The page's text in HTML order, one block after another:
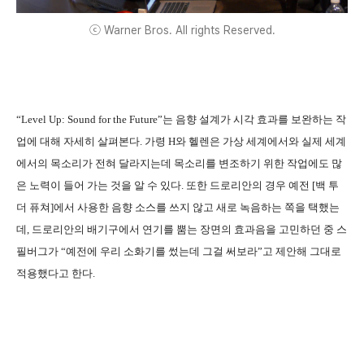
ⓒ Warner Bros. All rights Reserved.
“Level Up: Sound for the Future”는 음향 설계가 시각 효과를 보완하는 작
업에 대해 자세히 살펴본다. 가령 H와 헬렌은 가상 세계에서와 실제 세계
에서의 목소리가 전혀 달라지는데 목소리를 변조하기 위한 작업에도 많
은 노력이 들어 가는 것을 알 수 있다. 또한 드로리안의 경우 예전 [백 투
더 퓨쳐]에서 사용한 음향 소스를 쓰지 않고 새로 녹음하는 쪽을 택했는
데, 드로리안의 배기구에서 연기를 뿜는 장면의 효과음을 고민하던 중 스
필버그가 “예전에 우리 소화기를 썼는데 그걸 써보라”고 제안해 그대로
적용했다고 한다.